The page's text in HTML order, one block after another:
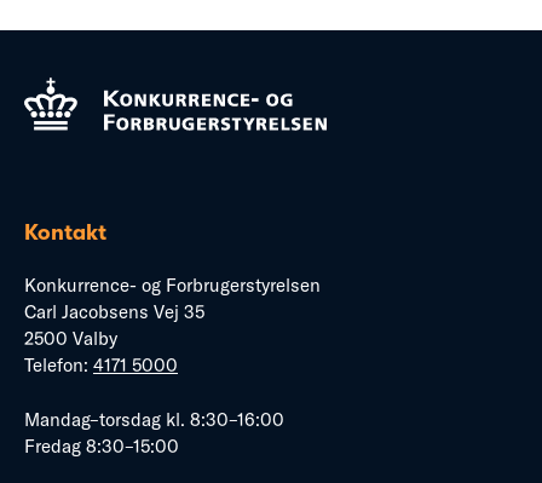
Kontakt
Konkurrence- og Forbrugerstyrelsen
Carl Jacobsens Vej 35
2500 Valby
Telefon: 4171 5000
Mandag–torsdag kl. 8:30–16:00
Fredag 8:30–15:00